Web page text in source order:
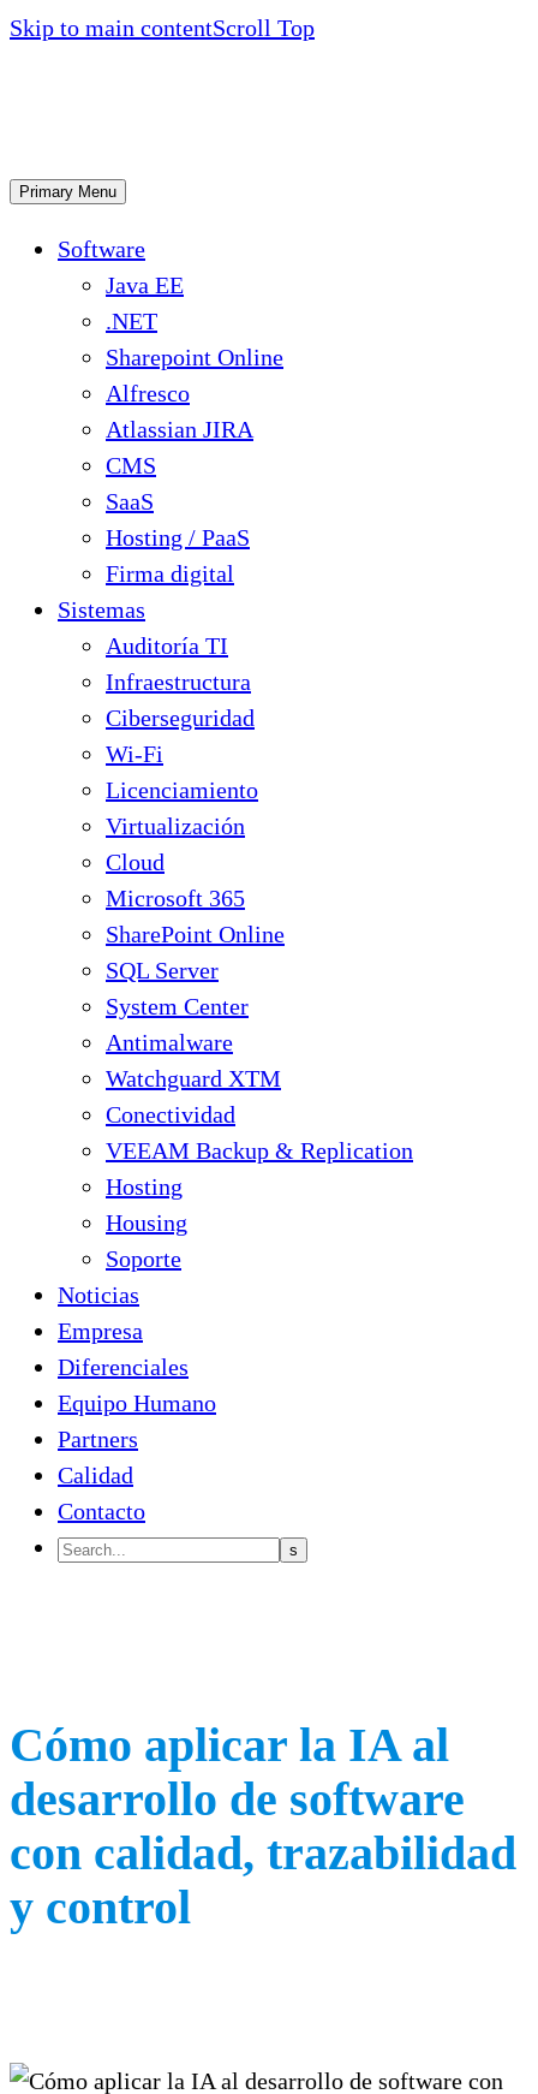
Skip to main contentScroll Top
Primary Menu
Software
Java EE
.NET
Sharepoint Online
Alfresco
Atlassian JIRA
CMS
SaaS
Hosting / PaaS
Firma digital
Sistemas
Auditoría TI
Infraestructura
Ciberseguridad
Wi-Fi
Licenciamiento
Virtualización
Cloud
Microsoft 365
SharePoint Online
SQL Server
System Center
Antimalware
Watchguard XTM
Conectividad
VEEAM Backup & Replication
Hosting
Housing
Soporte
Noticias
Empresa
Diferenciales
Equipo Humano
Partners
Calidad
Contacto
Cómo aplicar la IA al
desarrollo de software
con calidad, trazabilidad
y control